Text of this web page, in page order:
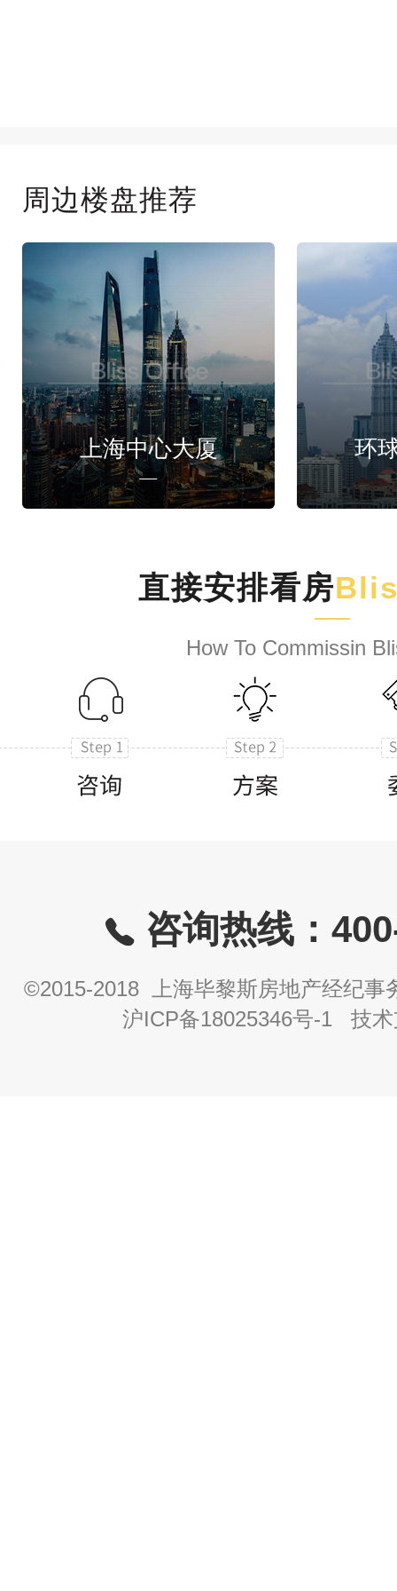
周边楼盘推荐
上海中心大厦 环
直接安排看房
How To Commissin
咨询热线：
©2015-2018 上海毕黎斯房地产经纪事
沪ICP备18025346号-1 技术